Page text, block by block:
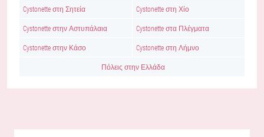
Cystonette στη Σητεία Cystonette στη Χίο
Cystonette στην Αστυπάλαια Cystonette στα Πλέγματα
Cystonette στην Κάσο Cystonette στη Λήμνο
Πόλεις στην Ελλάδα